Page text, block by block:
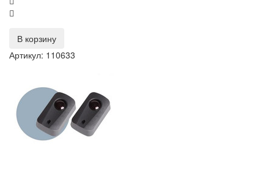
В корзину
Артикул: 110633